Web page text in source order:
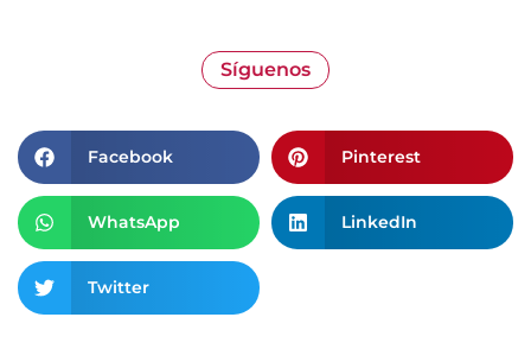
Síguenos
Facebook Pinterest
WhatsApp LinkedIn
Twitter